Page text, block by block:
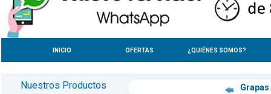
INICIO OFERTAS ¿QUIÉNES SOMOS?
Nuestros Productos Grapas